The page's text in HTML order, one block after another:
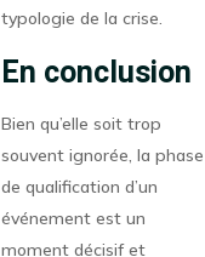
typologie de la crise.
En conclusion
Bien qu’elle soit trop
souvent ignorée, la phase
de qualification d’un
événement est un
moment décisif et